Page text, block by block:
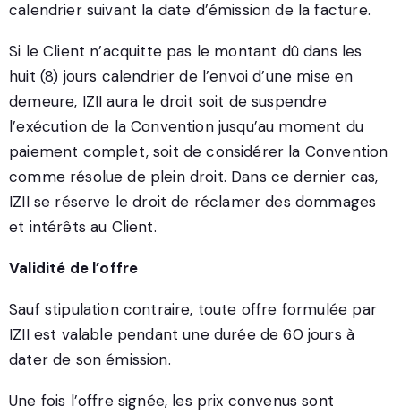
calendrier suivant la date d’émission de la facture.
Si le Client n’acquitte pas le montant dû dans les
huit (8) jours calendrier de l’envoi d’une mise en
demeure, IZII aura le droit soit de suspendre
l’exécution de la Convention jusqu’au moment du
paiement complet, soit de considérer la Convention
comme résolue de plein droit. Dans ce dernier cas,
IZII se réserve le droit de réclamer des dommages
et intérêts au Client.
Validité de l’offre
Sauf stipulation contraire, toute offre formulée par
IZII est valable pendant une durée de 60 jours à
dater de son émission.
Une fois l’offre signée, les prix convenus sont